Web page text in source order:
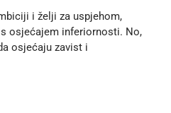
i želji za uspjehom,
osjećajem inferiornosti. No,
osjećaju zavist i